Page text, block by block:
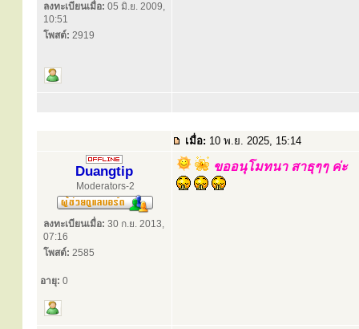
ลงทะเบียนเมื่อ: 05 มิ.ย. 2009,
10:51
โพสต์: 2919
เมื่อ: 10 พ.ย. 2025, 15:14
Duangtip
Moderators-2
ลงทะเบียนเมื่อ: 30 ก.ย. 2013,
07:16
โพสต์: 2585
อายุ: 0
ขออนุโมทนา สาธุๆๆ ค่ะ